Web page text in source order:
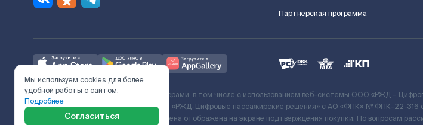
Партнерская программа
Ж/Д билеты предоставляются партнёрами, в том числе с использованием веб-системы ООО «РЖД –
с Поставщиком услуг и Договора ООО «РЖД-Цифровые пассажирские решения» c АО «ФПК» № ФПК-22-316
включает сервисный сбор. Итоговая цена отображена на экране подтверждения покупки. По вопросам
Мы используем cookies для более
удобной работы с сайтом.
Подробнее
Согласиться